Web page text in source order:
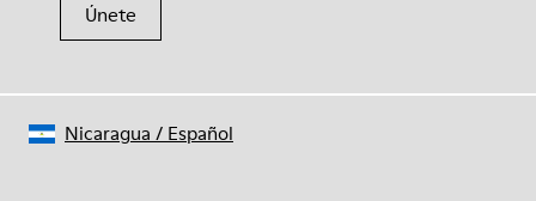
Únete
Nicaragua / Español